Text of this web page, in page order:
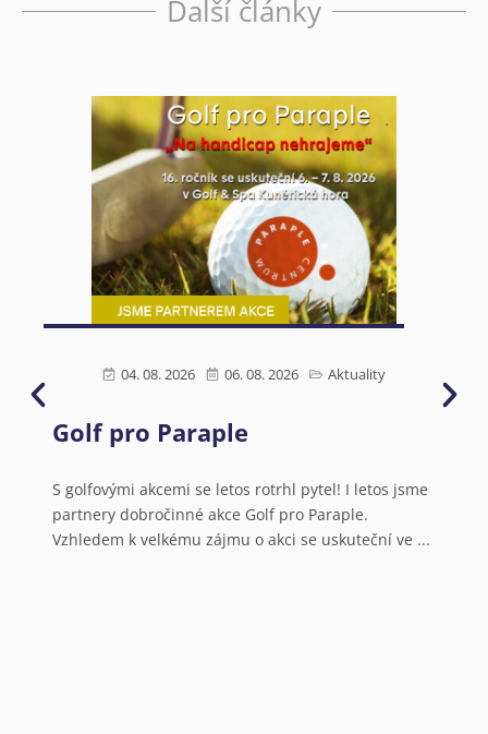
Další články
04. 08. 2026 06. 08. 2026 Aktuality
Golf pro Paraple
S golfovými akcemi se letos rotrhl pytel! I letos jsme
partnery dobročinné akce Golf pro Paraple.
Vzhledem k velkému zájmu o akci se uskuteční ve ...